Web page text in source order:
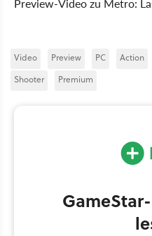
Video Preview PC Action
Shooter
Premium